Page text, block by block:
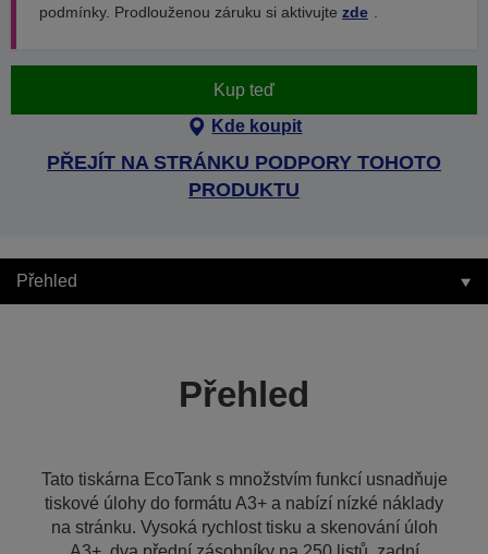
podmínky. Prodlouženou záruku si aktivujte zde
Kup teď
Kde koupit
PŘEJÍT NA STRÁNKU PODPORY TOHOTO
PRODUKTU
Přehled
Přehled
Tato tiskárna EcoTank s množstvím funkcí usnadňuje
tiskové úlohy do formátu A3+ a nabízí nízké náklady
na stránku. Vysoká rychlost tisku a skenování úloh